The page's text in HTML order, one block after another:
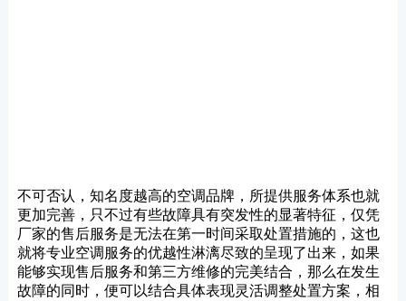
不可否认，知名度越高的空调品牌，所提供服务体系也就
更加完善，只不过有些故障具有突发性的显著特征，仅凭
厂家的售后服务是无法在第一时间采取处置措施的，这也
就将专业空调服务的优越性淋漓尽致的呈现了出来，如果
能够实现售后服务和第三方维修的完美结合，那么在发生
故障的同时，便可以结合具体表现灵活调整处置方案，相